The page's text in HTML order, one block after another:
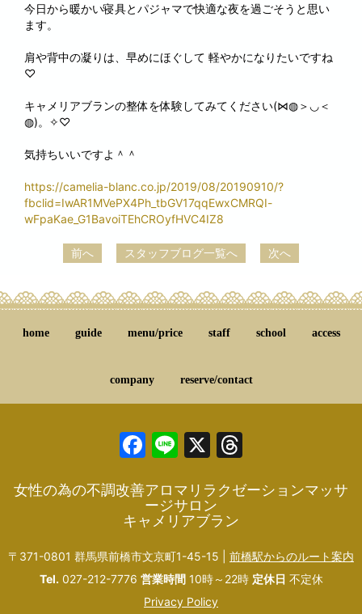
今日から暖かい寝具とパジャマで快適な夜を過ごそうと思い
ます。
肩や背中の凝りは、早めにほぐして 軽やかになりたいですね
♡
キャメリアブランの整体を体験してみてください(⋈◍＞◡＜
◍)。✧♡
気持ちいいですよ＾＾
https://camelia-blanc.co.jp/2019/08/20190910/?
fbclid=IwAR1MVePX4Ph_tbGV17qqEwxCMRQI-
wFpaKae_G1BavoiTEhCROyfHVC4IZ8
前へ スタッフブログ一覧へ 次へ
home guide menu/price staff school access
company reserve/contact
Facebook
Line
X
女性の為の不調改善アロマリラクゼーションマッサ
ージサロン
キャメリアブラン
〒371-0801 群馬県前橋市文京町1-45-15 | 前橋駅からのルート案内
Tel. 027-212-7776 営業時間10時～22時 定休日 不定休
Privacy Policy